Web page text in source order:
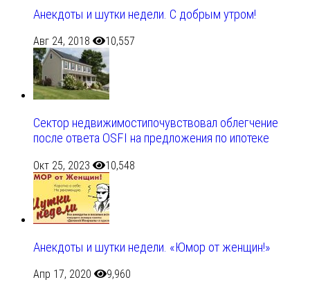
Анекдоты и шутки недели. С добрым утром!
Авг 24, 2018 10,557
Сектор недвижимостипочувствовал облегчение
после ответа OSFI на предложения по ипотеке
Окт 25, 2023 10,548
Анекдоты и шутки недели. «Юмор от женщин!»
Апр 17, 2020
9,960